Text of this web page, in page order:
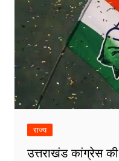
राज्य
उत्तराखंड कांग्रेस की